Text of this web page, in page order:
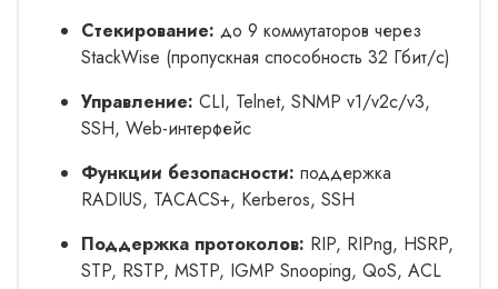
Стекирование: до 9 коммутаторов через
StackWise (пропускная способность 32 Гбит/с)
Управление: CLI, Telnet, SNMP v1/v2c/v3,
SSH, Web-интерфейс
Функции безопасности: поддержка
RADIUS, TACACS+, Kerberos, SSH
Поддержка протоколов: RIP, RIPng, HSRP,
STP, RSTP, MSTP, IGMP Snooping, QoS, ACL